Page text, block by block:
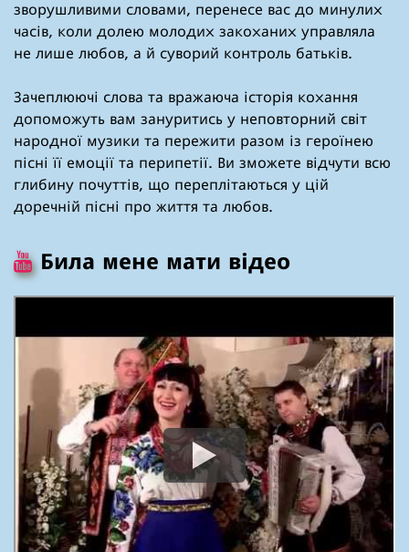
зворушливими словами, перенесе вас до минулих
часів, коли долею молодих закоханих управляла
не лише любов, а й суворий контроль батьків.
Зачеплюючі слова та вражаюча історія кохання
допоможуть вам зануритись у неповторний світ
народної музики та пережити разом із героїнею
пісні її емоції та перипетії. Ви зможете відчути всю
глибину почуттів, що переплітаються у цій
доречній пісні про життя та любов.
Била мене мати відео